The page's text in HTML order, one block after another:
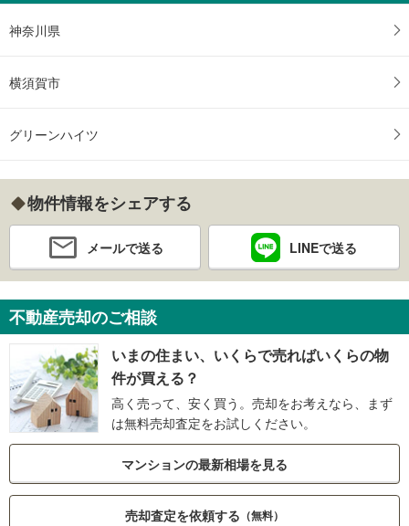
神奈川県
横須賀市
グリーンハイツ
物件情報をシェアする
メールで送る LINEで送る
不動産売却のご相談
いまの住まい、いくらで売ればいくらの物
件が買える？
高く売って、安く買う。売却をお考えなら、まず
は無料売却査定をお試しください。
マンションの最新相場を見る
売却査定を依頼する （無料）